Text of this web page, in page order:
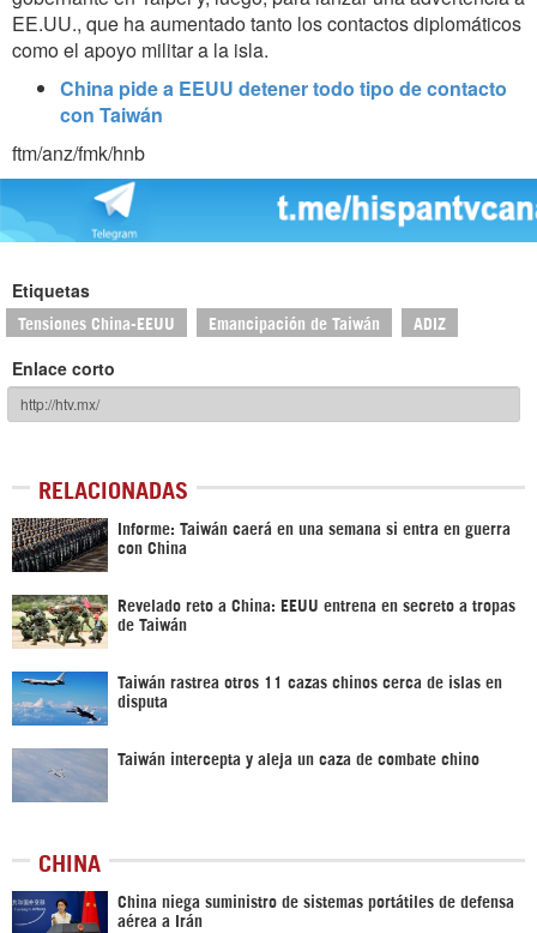
EE.UU., que ha aumentado tanto los contactos diplomáticos
como el apoyo militar a la isla.
China pide a EEUU detener todo tipo de contacto
con Taiwán
ftm/anz/fmk/hnb
Etiquetas
Tensiones China-EEUU Emancipación de Taiwán ADIZ
Enlace corto
RELACIONADAS
Informe: Taiwán caerá en una semana si entra en guerra
con China
Revelado reto a China: EEUU entrena en secreto a tropas
de Taiwán
Taiwán rastrea otros 11 cazas chinos cerca de islas en
disputa
Taiwán intercepta y aleja un caza de combate chino
CHINA
China niega suministro de sistemas portátiles de defensa
aérea a Irán